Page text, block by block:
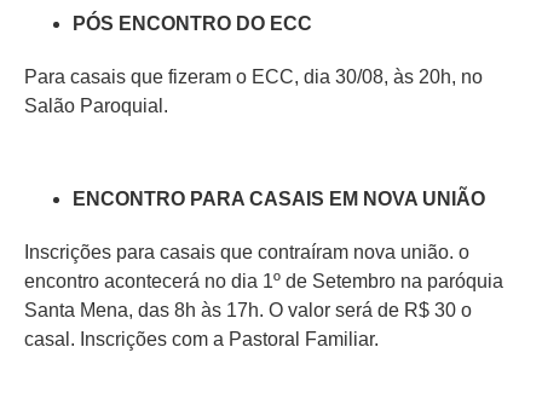
PÓS ENCONTRO DO ECC
Para casais que fizeram o ECC, dia 30/08, às 20h, no
Salão Paroquial.
ENCONTRO PARA CASAIS EM NOVA UNIÃO
Inscrições para casais que contraíram nova união. o
encontro acontecerá no dia 1º de Setembro na paróquia
Santa Mena, das 8h às 17h. O valor será de R$ 30 o
casal. Inscrições com a Pastoral Familiar.